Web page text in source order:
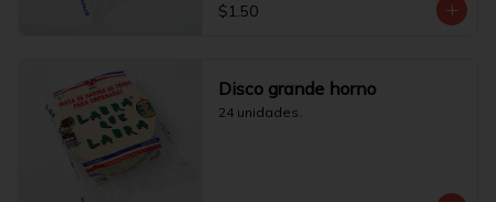
$1.50
Disco grande horno
24 unidades.